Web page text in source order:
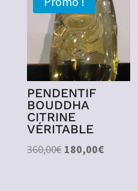
PENDENTIF
BOUDDHA
CITRINE
VÉRITABLE
360,00€ Le
180,00€Le